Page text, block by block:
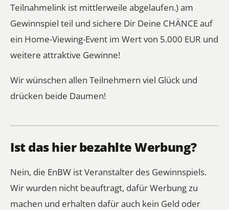
Teilnahmelink ist mittlerweile abgelaufen.) am
Gewinnspiel teil und sichere Dir Deine CHÄNCE auf
ein Home-Viewing-Event im Wert von 5.000 EUR und
weitere attraktive Gewinne!
Wir wünschen allen Teilnehmern viel Glück und
drücken beide Daumen!
Ist das hier bezahlte Werbung?
Nein, die EnBW ist Veranstalter des Gewinnspiels.
Wir wurden nicht beauftragt, dafür Werbung zu
machen und erhalten dafür auch kein Geld oder